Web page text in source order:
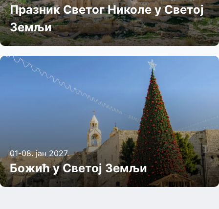
Празник Светог Николе у Светој
Земљи
01-08. јан 2027.
Божић у Светој Земљи